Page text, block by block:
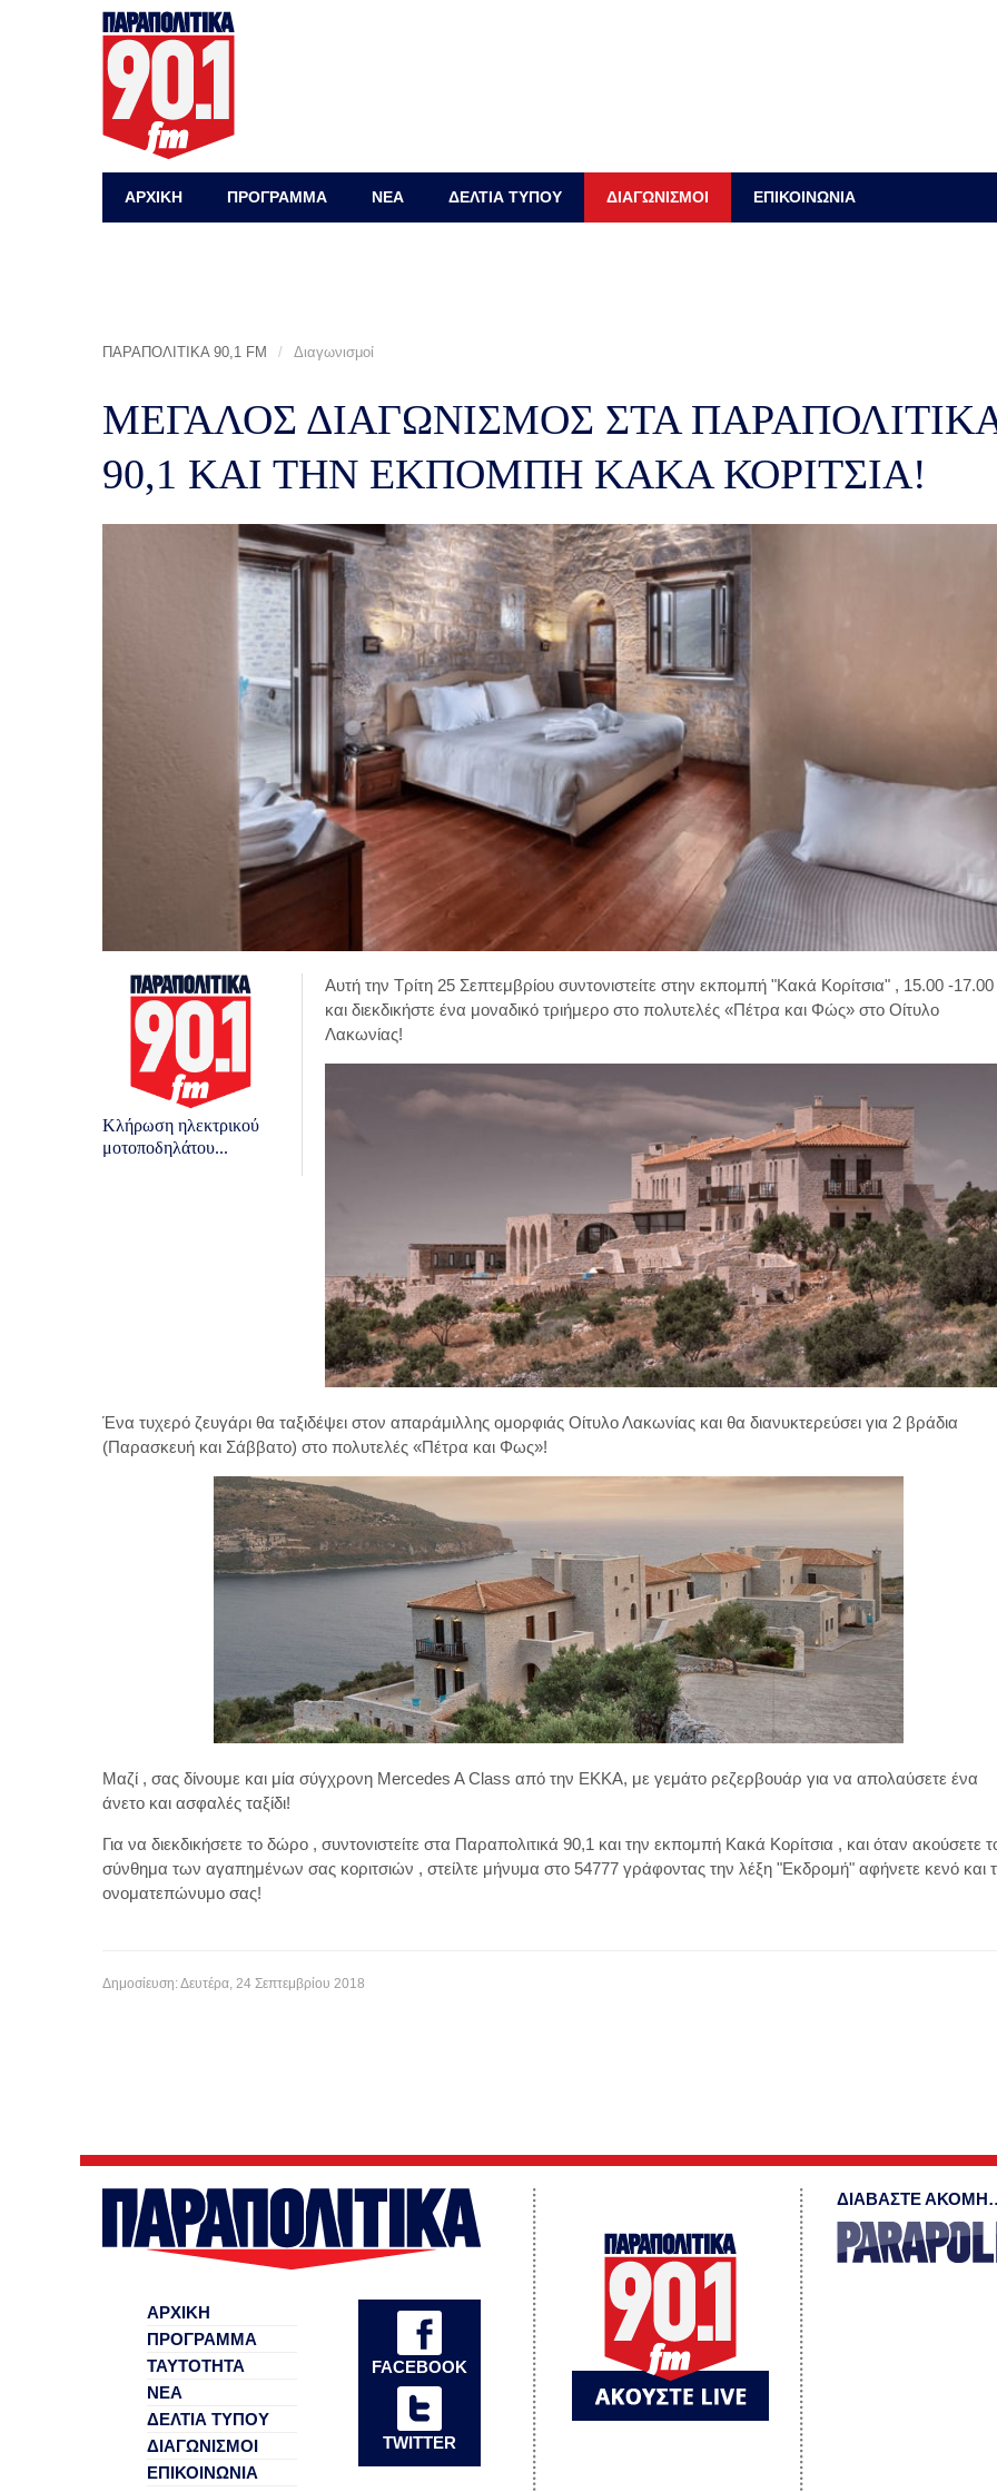
ΑΡΧΙΚΗ ΠΡΟΓΡΑΜΜΑ ΝΕΑ ΔΕΛΤΙΑ ΤΥΠΟΥ ΔΙΑΓΩΝΙΣΜΟΙ ΕΠΙΚΟΙΝΩΝΙΑ
ΠΑΡΑΠΟΛΙΤΙΚΑ 90,1 FM / Διαγωνισμοί
ΜΕΓΑΛΟΣ ΔΙΑΓΩΝΙΣΜΟΣ ΣΤΑ
90,1 ΚΑΙ ΤΗΝ ΕΚΠΟΜΠΗ ΚΑΚΑ ΚΟΡΙΤΣΙΑ!
Κλήρωση ηλεκτρικού
μοτοποδηλάτου...
Αυτή την Τρίτη 25 Σεπτεμβρίου συντονιστείτε στην εκπομπή "Κακά Κορίτσια" , 15.00 -17.00
και διεκδικήστε ένα μοναδικό τριήμερο στο πολυτελές «Πέτρα και Φώς» στο Οίτυλο
Λακωνίας!
Ένα τυχερό ζευγάρι θα ταξιδέψει στον απαράμιλλης ομορφιάς Οίτυλο Λακωνίας και θα διανυκτερεύσει για 2 βράδια
(Παρασκευή και Σάββατο) στο πολυτελές «Πέτρα και Φως»!
Μαζί , σας δίνουμε και μία σύγχρονη Mercedes A Class από την ΕΚΚΑ, με γεμάτο ρεζερβουάρ για να απολαύσετε ένα
άνετο και ασφαλές ταξίδι!
Για να διεκδικήσετε το δώρο , συντονιστείτε στα Παραπολιτικά 90,1 και την εκπομπή Κακά Κορίτσια , και όταν ακούσετε
σύνθημα των αγαπημένων σας κοριτσιών , στείλτε μήνυμα στο 54777 γράφοντας την λέξη "Εκδρομή" αφήνετε κενό και
ονοματεπώνυμο σας!
Δημοσίευση: Δευτέρα, 24 Σεπτεμβρίου 2018
FACEBOOK
TWITTER
ΑΡΧΙΚΗ
ΠΡΟΓΡΑΜΜΑ
ΤΑΥΤΟΤΗΤΑ
ΝΕΑ
ΔΕΛΤΙΑ ΤΥΠΟΥ
ΔΙΑΓΩΝΙΣΜΟΙ
ΕΠΙΚΟΙΝΩΝΙΑ
ΔΙΑΒΑΣΤΕ